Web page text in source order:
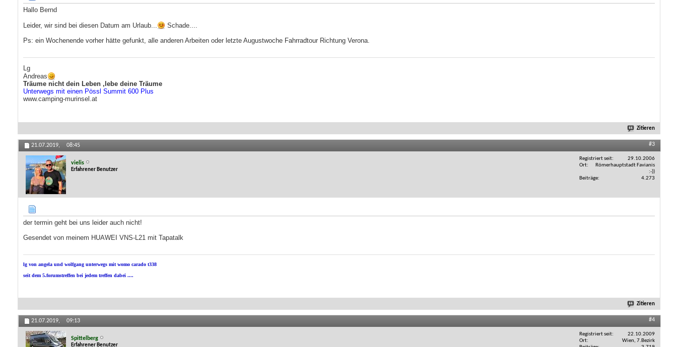
Hallo Bernd
Leider, wir sind bei diesen Datum am Urlaub...
Schade....
Ps: ein Wochenende vorher hätte gefunkt, alle anderen Arbeiten oder letzte Augustwoche Fahrradtour Richtung Verona.
Lg
Andreas
Träume nicht dein Leben ,lebe deine Träume
Unterwegs mit einen Pössl Summit 600 Plus
www.camping-murinsel.at
Zitieren
21.07.2019, 08:45 #3
vielis
Erfahrener Benutzer
Registriert seit
29.10.2006
Ort
Römerhauptstadt Favianis
:-))
Beiträge
4.273
der termin geht bei uns leider auch nicht!
Gesendet von meinem HUAWEI VNS-L21 mit Tapatalk
lg von angela und wolfgang unterwegs mit womo carado t338
seit dem 5.forumstreffen bei jedem treffen dabei ....
Zitieren
21.07.2019, 09:13 #4
Spittelberg
Erfahrener Benutzer
Registriert seit
22.10.2009
Ort
Wien, 7.Bezirk